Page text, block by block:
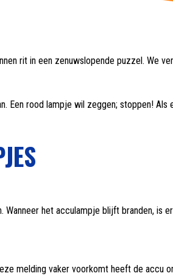
rit in een zenuwslopende puzzel. We
Een rood lampje wil zeggen; stoppen! Als
het acculampje blijft branden, is
melding vaker voorkomt heeft de accu